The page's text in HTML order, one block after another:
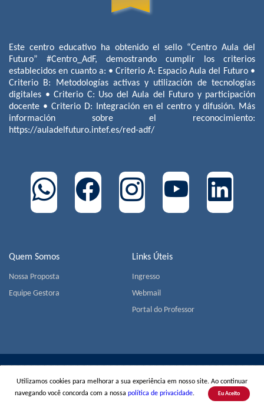
Quem Somos
Nossa Proposta
Equipe Gestora
Links Úteis
Ingresso
Webmail
Portal do Professor
Este centro educativo ha obtenido el sello “Centro Aula del
Futuro” #Centro_AdF, demostrando cumplir los criterios
establecidos en cuanto a: • Criterio A: Espacio Aula del Futuro •
Criterio B: Metodologías activas y utilización de tecnologías
digitales • Criterio C: Uso del Aula del Futuro y participación
docente • Criterio D: Integración en el centro y difusión. Más
información sobre el reconocimiento:
https://auladelfuturo.intef.es/red-adf/
905 - Morumbi - CEP 05618-001 - São Paulo | Tel.:+55(11)
3779-1800
Utilizamos cookies para melhorar a sua experiência em nosso site. Ao continuar
navegando você concorda com a nossa política de privacidade. Eu Aceito